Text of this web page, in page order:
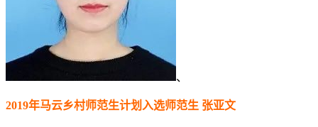
、
2019年马云乡村师范生计划入选师范生 张亚文